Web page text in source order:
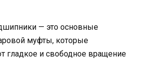
— это основные
муфты, которые
гладкое и свободное вращение